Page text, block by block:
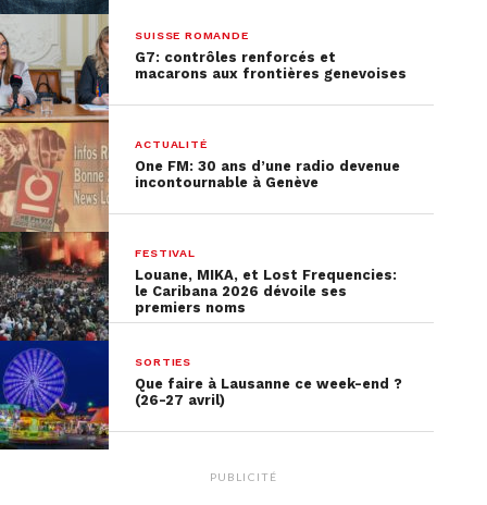
SUISSE ROMANDE
G7: contrôles renforcés et
macarons aux frontières genevoises
ACTUALITÉ
One FM: 30 ans d’une radio devenue
incontournable à Genève
FESTIVAL
Louane, MIKA, et Lost Frequencies:
le Caribana 2026 dévoile ses
premiers noms
SORTIES
Que faire à Lausanne ce week-end ?
(26-27 avril)
PUBLICITÉ